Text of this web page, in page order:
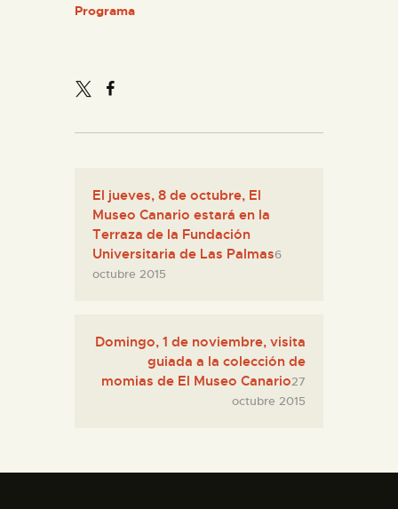
ESPAÑOL
Programa
El jueves, 8 de octubre, El
Museo Canario estará en la
Terraza de la Fundación
Universitaria de Las Palmas6
octubre 2015
Domingo, 1 de noviembre, visita
guiada a la colección de
momias de El Museo Canario27
octubre 2015